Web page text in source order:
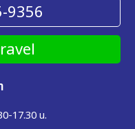
9356
17.30 น.